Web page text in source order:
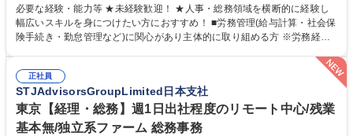
営を支えるゼネラリストをめざせます。 ・初期業務：労働時間管理、給与
計算、社会保険対応、福利厚生管理、安全衛生、健康経営推進等をお任せ
します。ご経験に応じて、休職者管理など、幅広く経験を積んでいただき
★メンバーがマンツーマンで丁寧に教えるため、ご経験が浅くても安心！
幅広く経験を積みたい意欲がある方に最適な環境です。 募集職種 【総
務・人事】未経験歓迎/日立グループ/組織運営を支えるゼネラリストを目
指す
必要な経験・能力等 ★未経験歓迎！ ★人事・総務領域を横断的に経験し
幅広いスキルを身につけたい方におすすめ！ ■労務管理(給与計算・社会保
険手続き・勤怠管理など)に関心があり主体的に取り組める方 ※労務経験
マネジメント職として活躍したい 【尚可】■人事、労務、採用、教育業務
のご経験 ■労務管理（給与計算・社会保険手続き・勤怠管理など）の経験
■衛生管理者の資格をお持ちの方 学歴・資格 学歴：大学院 大学 高専 短大
専修学校 高校 語学力： 資格：
正社員
STJAdvisorsGroupLimited日本支社
東京【経理・総務】週1日出社程度のリモート中心/残業
基本無/独立系ファーム 総務事務